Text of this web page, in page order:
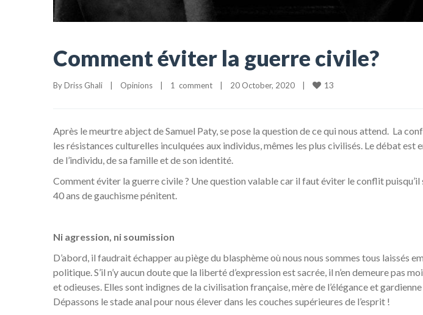
Comment éviter la guerre civile?
By Driss Ghali Opinions 1  comment 20 October, 2020 13
Après le meurtre abject de Samuel Paty, se pose la question de ce qui nous attend. La
les résistances culturelles inculquées aux individus, mêmes les plus civilisés. Le débat est
de l’individu, de sa famille et de son identité.
Comment éviter la guerre civile ? Une question valable car il faut éviter le conflit puisqu’il
40 ans de gauchisme pénitent.
Ni agression, ni soumission
D’abord, il faudrait échapper au piège du blasphème où nous nous sommes tous laissés
politique. S’il n’y aucun doute que la liberté d’expression est sacrée, il n’en demeure
et odieuses. Elles sont indignes de la civilisation française, mère de l’élégance et
Dépassons le stade anal pour nous élever dans les couches supérieures de l’esprit !